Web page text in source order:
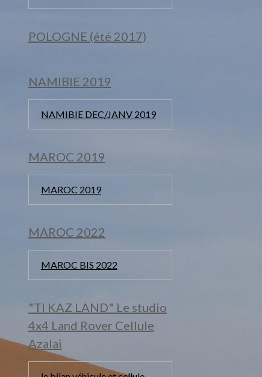
POLOGNE (été 2017)
NAMIBIE 2019
NAMIBIE DEC/JANV 2019
MAROC 2019
MAROC 2019
MAROC 2022
MAROC BIS 2022
"TI KAZ LAND" Le studio
4x4 Land Rover Cellule
Azalai